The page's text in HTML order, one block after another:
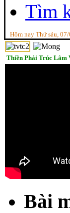
Tìm
Hôm nay Thứ sáu,
Thiền Phái Trúc Lâm
Bài